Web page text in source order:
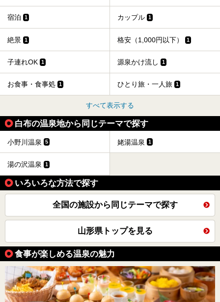
人気漫画「３月のライオン」の中でもこの人間将棋のシーン
りに、思わず吹き出してしまった読者もいることでしょう。
われます。また、23日は「天童百面指し」が行われ、人間
将棋終了後、小学生以上の一般市民がプロ棋士と対局するこ
とができます。
天童市には温泉も多数あるので、桜と人間将棋を見た後はゆ
っくり温泉に浸かってはいかがでしょうか。
今回は山形県天童市のおすすめ温泉をご紹介します！
宿泊 1 カップル 1
絶景 1 格安（1,000円以下） 1
子連れOK 1 源泉かけ流し 1
お食事・食事処 1 ひとり旅・一人旅 1
すべて表示する
白布の温泉地から同じテーマで探す
小野川温泉 5 姥湯温泉 1
湯の沢温泉 1
いろいろな方法で探す
全国の施設から同じテーマで探す
山形県トップを見る
食事が楽しめる温泉の魅力